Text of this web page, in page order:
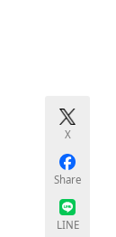
X
Share
LINE